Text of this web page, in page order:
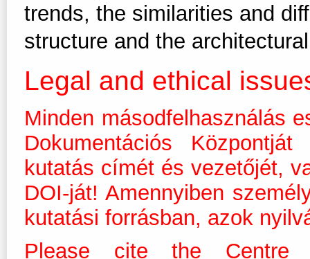
trends, the similarities and
structure and the
Legal and ethical
Minden másodfelhasználás
Dokumentációs
kutatás címét és vezetőjét,
DOI-ját! Amennyiben
kutatási forrásban, azok
Please cite the Centre